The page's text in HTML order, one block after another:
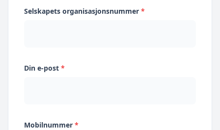
Selskapets organisasjonsnummer *
Din e-post *
Mobilnummer *